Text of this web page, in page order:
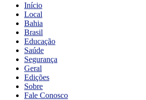
Início
Local
Bahia
Brasil
Educação
Saúde
Segurança
Geral
Edições
Sobre
Fale Conosco